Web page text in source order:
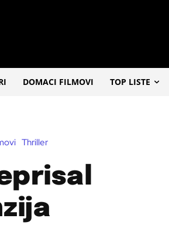
DOMACI FILMOVI TOP LISTE
Thriller